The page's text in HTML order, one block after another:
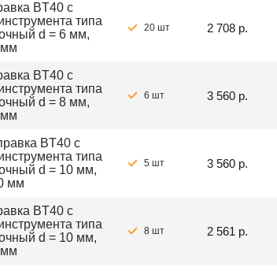
BT40 с
типа
d = 6 мм,
мм
20 шт 2 708 р.
BT40 с
типа
d = 8 мм,
мм
6 шт 3 560 р.
BT40 с
типа
d = 10 мм,
мм
5 шт 3 560 р.
BT40 с
типа
d = 10 мм,
мм
8 шт 2 561 р.